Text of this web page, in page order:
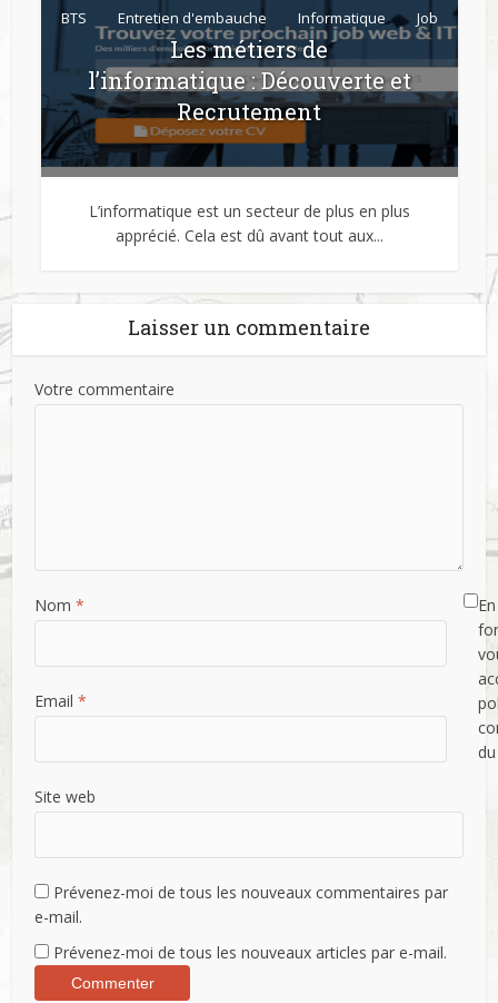
BTS Entretien d'embauche Informatique Job
Les métiers de
l’informatique : Découverte et
Recrutement
L’informatique est un secteur de plus en plus
apprécié. Cela est dû avant tout aux...
Laisser un commentaire
Votre commentaire
Nom *
Email *
Site web
Prévenez-moi de tous les nouveaux commentaires par
e-mail.
Prévenez-moi de tous les nouveaux articles par e-mail.